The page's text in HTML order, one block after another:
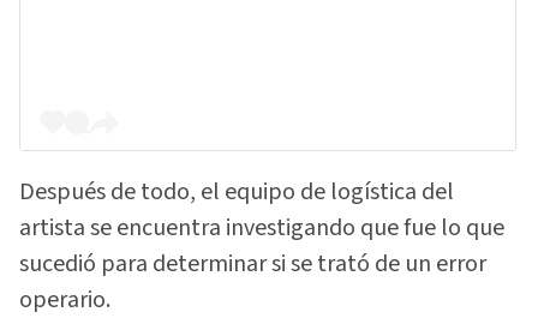
Después de todo, el equipo de logística del
artista se encuentra investigando que fue lo que
sucedió para determinar si se trató de un error
operario.